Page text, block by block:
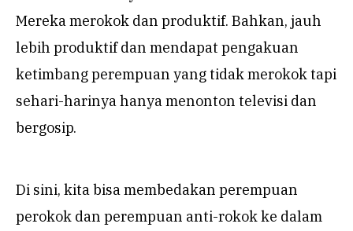
Mereka merokok dan produktif. Bahkan, jauh
lebih produktif dan mendapat pengakuan
ketimbang perempuan yang tidak merokok tapi
sehari-harinya hanya menonton televisi dan
bergosip.
Di sini, kita bisa membedakan perempuan
perokok dan perempuan anti-rokok ke dalam